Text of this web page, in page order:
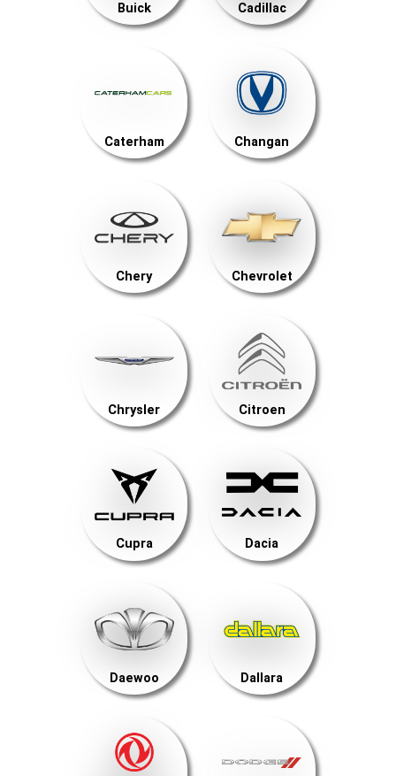
Buick Cadillac
Caterham Changan
Chery Chevrolet
Chrysler Citroen
Cupra Dacia
Daewoo Dallara